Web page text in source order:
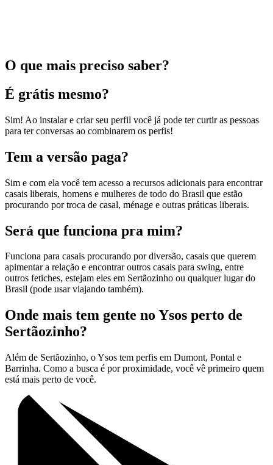
O que mais preciso saber?
É grátis mesmo?
Sim! Ao instalar e criar seu perfil você já pode ter curtir as pessoas
para ter conversas ao combinarem os perfis!
Tem a versão paga?
Sim e com ela você tem acesso a recursos adicionais para encontrar
casais liberais, homens e mulheres de todo do Brasil que estão
procurando por troca de casal, ménage e outras práticas liberais.
Será que funciona pra mim?
Funciona para casais procurando por diversão, casais que querem
apimentar a relação e encontrar outros casais para swing, entre
outros fetiches, estejam eles em Sertãozinho ou qualquer lugar do
Brasil (pode usar viajando também).
Onde mais tem gente no Ysos perto de
Sertãozinho?
Além de Sertãozinho, o Ysos tem perfis em Dumont, Pontal e
Barrinha. Como a busca é por proximidade, você vê primeiro quem
está mais perto de você.